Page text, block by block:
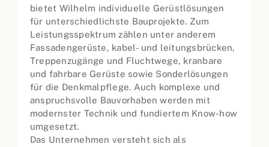
bietet Wilhelm individuelle Gerüstlösungen
für unterschiedlichste Bauprojekte. Zum
Leistungsspektrum zählen unter anderem
Fassadengerüste, kabel- und leitungsbrücken,
Treppenzugänge und Fluchtwege, kranbare
und fahrbare Gerüste sowie Sonderlösungen
für die Denkmalpflege. Auch komplexe und
anspruchsvolle Bauvorhaben werden mit
modernster Technik und fundiertem Know-how
umgesetzt.
Das Unternehmen versteht sich als